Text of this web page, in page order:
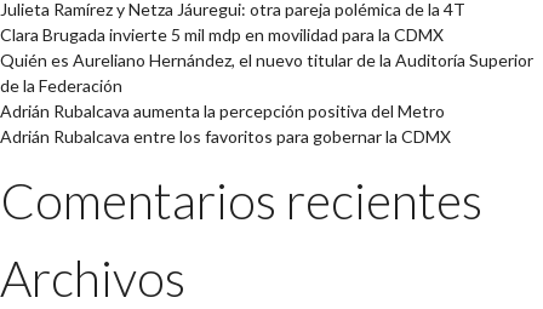
Julieta Ramírez y Netza Jáuregui: otra pareja polémica de la 4T
Clara Brugada invierte 5 mil mdp en movilidad para la CDMX
Quién es Aureliano Hernández, el nuevo titular de la Auditoría Superior
de la Federación
Adrián Rubalcava aumenta la percepción positiva del Metro
Adrián Rubalcava entre los favoritos para gobernar la CDMX
Comentarios recientes
Archivos